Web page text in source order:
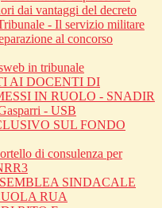
dai vantaggi del decreto
- Il servizio militare
al concorso
in tribunale
AI DOCENTI DI
IN RUOLO - SNADIR
- USB
SUL FONDO
di consulenza per
SINDACALE
RUA